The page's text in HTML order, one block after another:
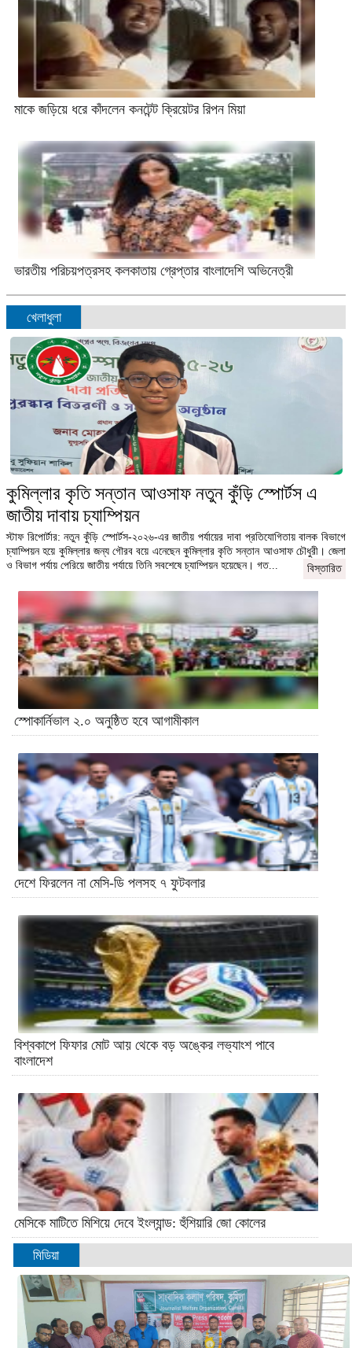
মাকে জড়িয়ে ধরে কাঁদলেন কনটেন্ট ক্রিয়েটর রিপন মিয়া
ভারতীয় পরিচয়পত্রসহ কলকাতায় গ্রেপ্তার বাংলাদেশি অভিনেত্রী
খেলাধুলা
কুমিল্লার কৃতি সন্তান আওসাফ নতুন কুঁড়ি স্পোর্টস এ
জাতীয় দাবায় চ্যাম্পিয়ন
স্টাফ রিপোর্টার: নতুন কুঁড়ি স্পোর্টস-২০২৬-এর জাতীয় পর্যায়ের দাবা প্রতিযোগিতায় বালক বিভাগে
চ্যাম্পিয়ন হয়ে কুমিল্লার জন্য গৌরব বয়ে এনেছেন কুমিল্লার কৃতি সন্তান আওসাফ চৌধুরী। জেলা
ও বিভাগ পর্যায় পেরিয়ে জাতীয় পর্যায়ে তিনি সবশেষে চ্যাম্পিয়ন হয়েছেন। গত...
বিস্তারিত
স্পোকার্নিভাল ২.০ অনুষ্ঠিত হবে আগামীকাল
দেশে ফিরলেন না মেসি-ডি পলসহ ৭ ফুটবলার
বিশ্বকাপে ফিফার মোট আয় থেকে বড় অঙ্কের লভ্যাংশ পাবে
বাংলাদেশ
মেসিকে মাটিতে মিশিয়ে দেবে ইংল্যান্ড: হুঁশিয়ারি জো কোলের
মিডিয়া